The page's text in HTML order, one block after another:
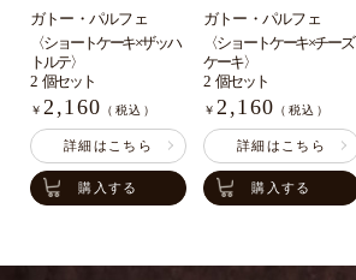
ガトー・パルフェ
〈ショートケーキ×ザッハ
トルテ〉
2 個セット
￥ 2,160 （税込）
詳細はこちら
購入する
ガトー・パルフェ
〈ショートケーキ×チーズ
ケーキ〉
2 個セット
￥ 2,160 （税込）
詳細はこちら
購入する